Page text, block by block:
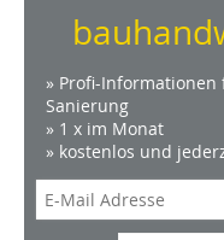
» Profi-
Sanierung
» 1 x im Monat
» kostenlos und